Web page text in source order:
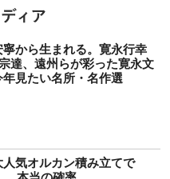
から生まれる。寛永行幸
達、遠州らが彩った寛永文
見たい名所・名作選
気オルカン積み立てで